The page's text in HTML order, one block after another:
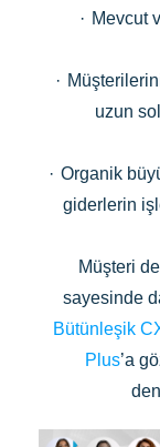
· Mevcut
·
uzun
· Organik
giderlerin
Müşteri
sayesinde
Bütünleşik
Plus’a